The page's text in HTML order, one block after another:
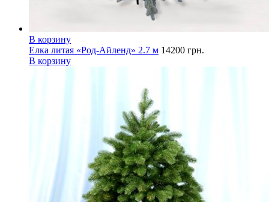
В корзину
Елка литая «Род-Айленд» 2.7 м 14200 грн.
В корзину